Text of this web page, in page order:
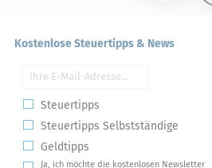
Kostenlose Steuertipps & News
Steuertipps
Steuertipps Selbstständige
Geldtipps
Ja, ich möchte die kostenlosen Newsletter